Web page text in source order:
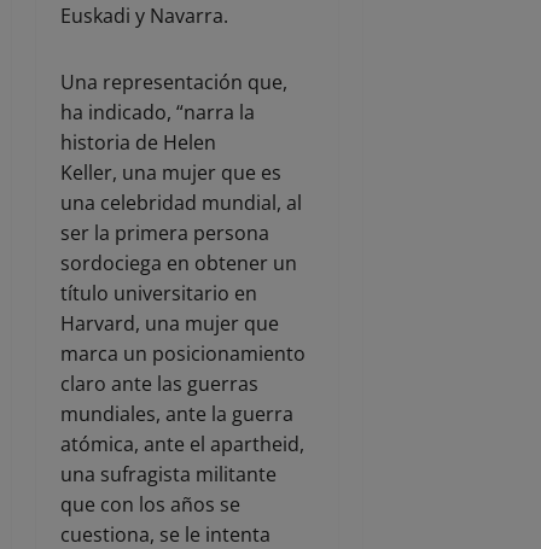
Euskadi y Navarra.
Una representación que,
ha indicado, “narra la
historia de Helen
Keller, una mujer que es
una celebridad mundial, al
ser la primera persona
sordociega en obtener un
título universitario en
Harvard, una mujer que
marca un posicionamiento
claro ante las guerras
mundiales, ante la guerra
atómica, ante el apartheid,
una sufragista militante
que con los años se
cuestiona, se le intenta